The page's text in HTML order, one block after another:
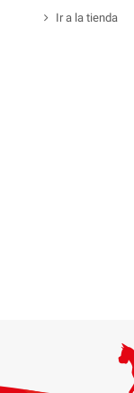
Ir a la tienda